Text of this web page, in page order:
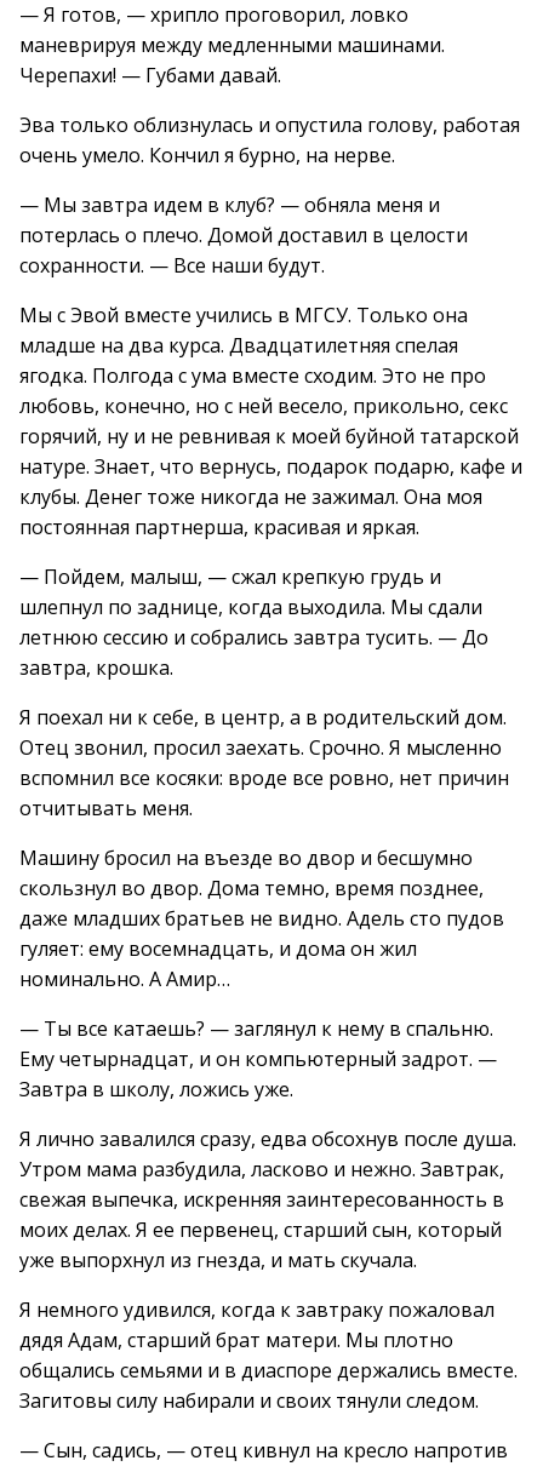
— Я готов, — хрипло проговорил, ловко
маневрируя между медленными машинами.
Черепахи! — Губами давай.
Эва только облизнулась и опустила голову, работая
очень умело. Кончил я бурно, на нерве.
— Мы завтра идем в клуб? — обняла меня и
потерлась о плечо. Домой доставил в целости
сохранности. — Все наши будут.
Мы с Эвой вместе учились в МГСУ. Только она
младше на два курса. Двадцатилетняя спелая
ягодка. Полгода с ума вместе сходим. Это не про
любовь, конечно, но с ней весело, прикольно, секс
горячий, ну и не ревнивая к моей буйной татарской
натуре. Знает, что вернусь, подарок подарю, кафе и
клубы. Денег тоже никогда не зажимал. Она моя
постоянная партнерша, красивая и яркая.
— Пойдем, малыш, — сжал крепкую грудь и
шлепнул по заднице, когда выходила. Мы сдали
летнюю сессию и собрались завтра тусить. — До
завтра, крошка.
Я поехал ни к себе, в центр, а в родительский дом.
Отец звонил, просил заехать. Срочно. Я мысленно
вспомнил все косяки: вроде все ровно, нет причин
отчитывать меня.
Машину бросил на въезде во двор и бесшумно
скользнул во двор. Дома темно, время позднее,
даже младших братьев не видно. Адель сто пудов
гуляет: ему восемнадцать, и дома он жил
номинально. А Амир…
— Ты все катаешь? — заглянул к нему в спальню.
Ему четырнадцат, и он компьютерный задрот. —
Завтра в школу, ложись уже.
Я лично завалился сразу, едва обсохнув после душа.
Утром мама разбудила, ласково и нежно. Завтрак,
свежая выпечка, искренняя заинтересованность в
моих делах. Я ее первенец, старший сын, который
уже выпорхнул из гнезда, и мать скучала.
Я немного удивился, когда к завтраку пожаловал
дядя Адам, старший брат матери. Мы плотно
общались семьями и в диаспоре держались вместе.
Загитовы силу набирали и своих тянули следом.
— Сын, садись, — отец кивнул на кресло напротив